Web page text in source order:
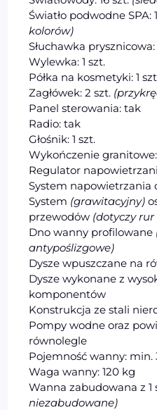
Światło podwodne SPA:
kolorów)
Słuchawka prysznicowa:
Wylewka: 1 szt.
Półka na kosmetyki: 1
Zagłówek: 2 szt.
Panel sterowania: tak
Radio: tak
Głośnik: 1 szt.
Wykończenie granitowe:
Regulator
System napowietrzania
System (grawitacyjny)
przewodów (dotyczy
Dno wanny profilowane
antypoślizgowe)
Dysze wpuszczane na
Dysze wykonane z
komponentów
Konstrukcja ze stali
Pompy wodne oraz
równolegle
Pojemność wanny: min.
Waga wanny: 120 kg
Wanna zabudowana z 1
niezabudowane)